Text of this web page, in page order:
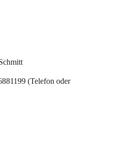
(Telefon oder